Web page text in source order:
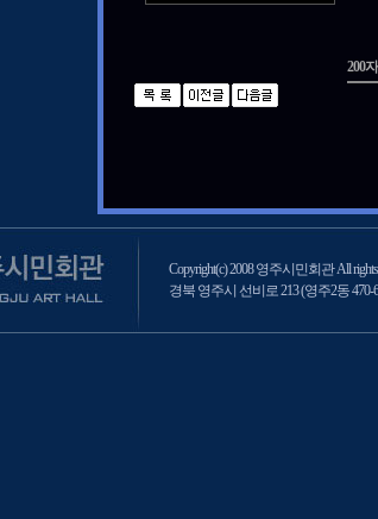
200자
Copyright(c) 2008 영주시민회관 All
경북 영주시 선비로 213 (영주2동 470-